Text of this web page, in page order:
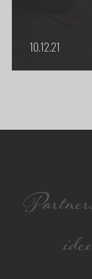
10.12.21